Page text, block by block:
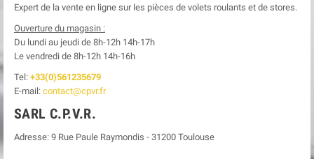
Expert de la vente en ligne sur les pièces de volets roulants et de stores.
Ouverture du magasin :
Du lundi au jeudi de 8h-12h 14h-17h
Le vendredi de 8h-12h 14h-16h
Tel: +33(0)561235679
E-mail: contact@cpvr.fr
SARL C.P.V.R.
Adresse: 9 Rue Paule Raymondis - 31200 Toulouse